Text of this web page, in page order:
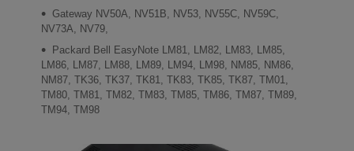
Gateway NV50A, NV51B, NV53, NV55C, NV59C,
NV73A, NV79,
Packard Bell EasyNote LM81, LM82, LM83, LM85,
LM86, LM87, LM88, LM89, LM94, LM98, NM85, NM86,
NM87, TK36, TK37, TK81, TK83, TK85, TK87, TM01,
TM80, TM81, TM82, TM83, TM85, TM86, TM87, TM89,
TM94, TM98